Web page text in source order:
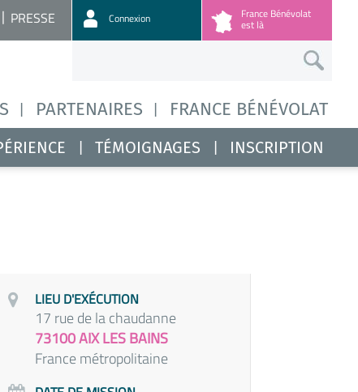
PARTENAIRES FRANCE BÉNÉVOLAT
PRESSE Connexion France Bénévolat
est là
TÉMOIGNAGES INSCRIPTION
LIEU D'EXÉCUTION
17 rue de la chaudanne
73100 AIX LES BAINS
France métropolitaine